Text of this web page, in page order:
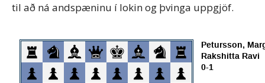
til að ná andspæninu í lokin og þvinga uppgjöf.